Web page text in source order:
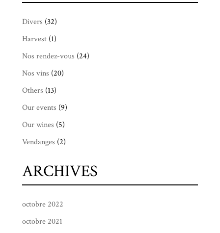
Divers (32)
Harvest(1)
Nos rendez-vous (24)
Nos vins (20)
Others (13)
Our events (9)
Our wines (5)
Vendanges (2)
ARCHIVES
octobre 2022
octobre 2021